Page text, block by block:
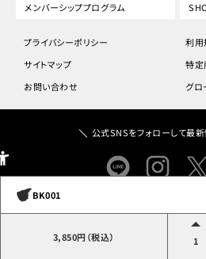
BK001
3,850円（税込） 1
メンバーシッププログラム
プライバシーポリシー
利用
サイトマップ
特定
お問い合わせ
グロ
公式SNSをフォローして最
COPYRIGHT © DECORTÉ. ALL